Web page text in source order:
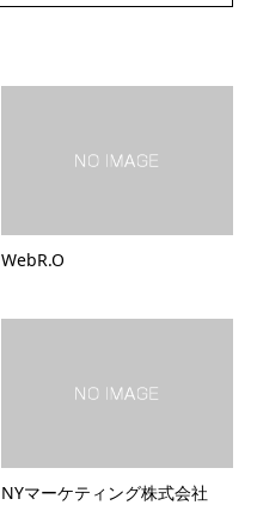
WebR.O
NYマーケティング株式会社